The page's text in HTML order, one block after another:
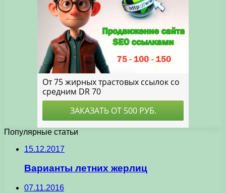
Популярные статьи
15.12.2017
Варианты летних жерлиц
07.11.2016